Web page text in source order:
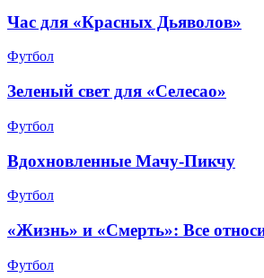
Час для «Красных Дьяволов»
Футбол
Зеленый свет для «Селесао»
Футбол
Вдохновленные Мачу-Пикчу
Футбол
«Жизнь» и «Смерть»: Все
Футбол